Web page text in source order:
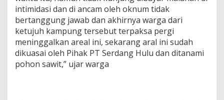
intimidasi dan di ancam oleh oknum tidak
bertanggung jawab dan akhirnya warga dari
ketujuh kampung tersebut terpaksa pergi
meninggalkan areal ini, sekarang aral ini sudah
dikuasai oleh Pihak PT Serdang Hulu dan ditanami
pohon sawit,” ujar warga